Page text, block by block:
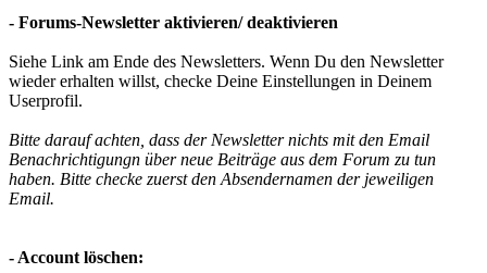
- Forums-Newsletter aktivieren/ deaktivieren
Siehe Link am Ende des Newsletters. Wenn Du den Newsletter
wieder erhalten willst, checke Deine Einstellungen in Deinem
Userprofil.
Bitte darauf achten, dass der Newsletter nichts mit den Email
Benachrichtigungn über neue Beiträge aus dem Forum zu tun
haben. Bitte checke zuerst den Absendernamen der jeweiligen
Email.
- Account löschen: